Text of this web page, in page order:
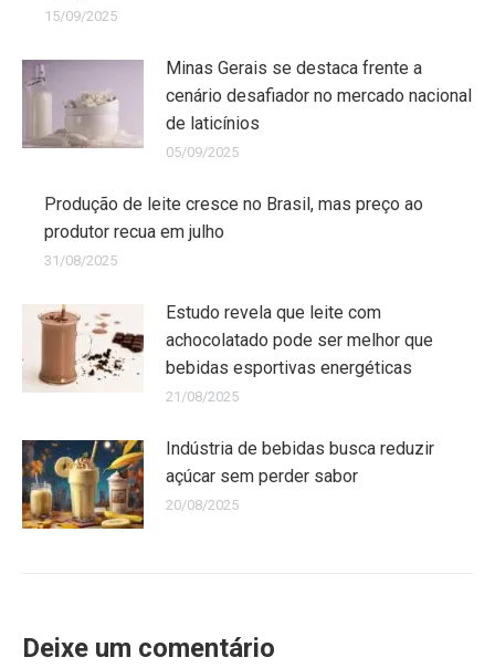
15/09/2025
Minas Gerais se destaca frente a
cenário desafiador no mercado nacional
de laticínios
05/09/2025
Produção de leite cresce no Brasil, mas preço ao
produtor recua em julho
31/08/2025
Estudo revela que leite com
achocolatado pode ser melhor que
bebidas esportivas energéticas
21/08/2025
Indústria de bebidas busca reduzir
açúcar sem perder sabor
20/08/2025
Deixe um comentário